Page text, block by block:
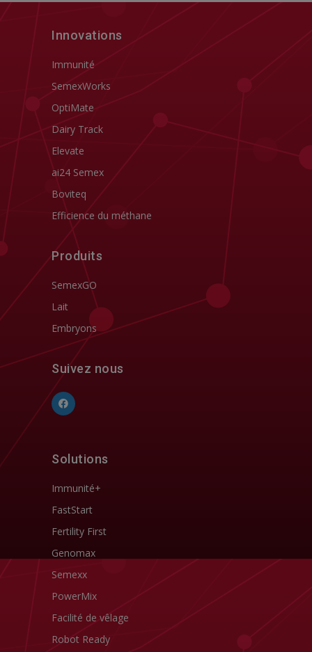
Innovations
Immunité
SemexWorks
OptiMate
Dairy Track
Elevate
ai24 Semex
Boviteq
Efficience du méthane
Produits
SemexGO
Lait
Embryons
Suivez nous
Solutions
Immunité+
FastStart
Fertility First
Genomax
Semexx
PowerMix
Facilité de vêlage
Robot Ready